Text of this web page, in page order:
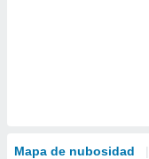
Mapa de nubosidad